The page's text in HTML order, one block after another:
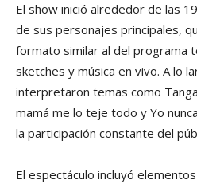
El show inició alrededor de las
de sus personajes principales,
formato similar al del programa
sketches y música en vivo. A lo
interpretaron temas como
mamá me lo teje todo y Yo
la participación constante del
El espectáculo incluyó